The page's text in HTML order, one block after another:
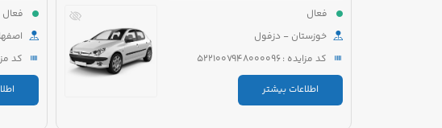
فعال
خوزستان - دزفول
کد مزایده : 5221007948000096
اطلاعات بیشتر
فعال
کد مزایده :